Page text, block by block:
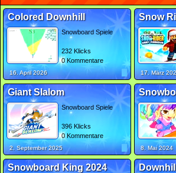
Colored Downhill
Snowboard Spiele
232 Klicks
0 Kommentare
16. April 2026 17. März
Giant Slalom
Snowboard Spiele
396 Klicks
0 Kommentare
2. September 2025 8. Mai 2024
Snowboard King 2024